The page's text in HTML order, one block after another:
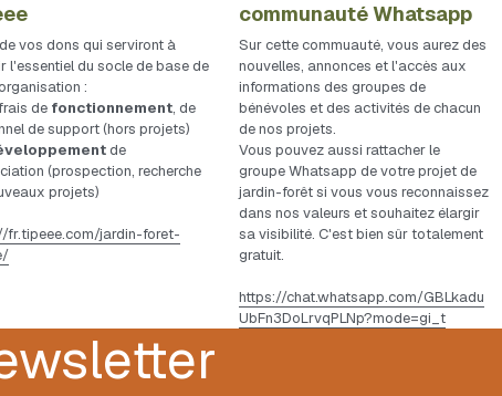
vos dons qui serviront à
l'essentiel du socle de base de
:
de fonctionnement, de
de support (hors projets)
de
(prospection, recherche
projets)
fr.tipeee.com/jardin-foret-
communauté Whatsapp
Sur cette commuauté, vous aurez des
nouvelles, annonces et l'accès aux
informations des groupes de
bénévoles et des activités de chacun
de nos projets.
Vous pouvez aussi rattacher le
groupe Whatsapp de votre projet de
jardin-forêt si vous vous reconnaissez
dans nos valeurs et souhaitez élargir
sa visibilité. C'est bien sûr totalement
gratuit.
https://chat.whatsapp.com/GBLkadu
UbFn3DoLrvqPLNp?mode=gi_t